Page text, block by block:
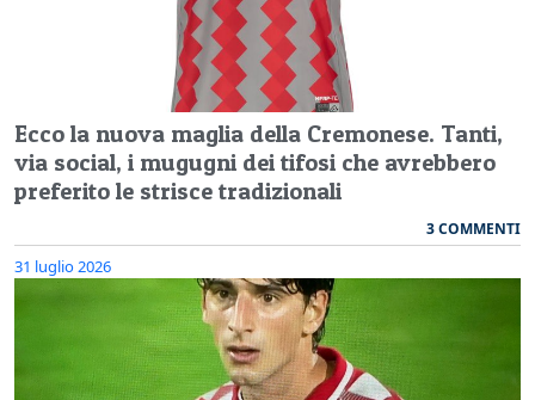
Ecco la nuova maglia della Cremonese. Tanti,
via social, i mugugni dei tifosi che avrebbero
preferito le strisce tradizionali
3 COMMENTI
31 luglio 2026